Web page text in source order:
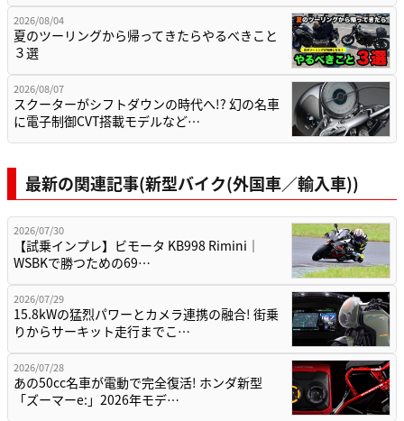
2026/08/04
夏のツーリングから帰ってきたらやるべきこと
３選
2026/08/07
スクーターがシフトダウンの時代へ!? 幻の名車
に電子制御CVT搭載モデルなど…
最新の関連記事(新型バイク(外国車／輸入車))
2026/07/30
【試乗インプレ】ビモータ KB998 Rimini｜
WSBKで勝つための69…
2026/07/29
15.8kWの猛烈パワーとカメラ連携の融合! 街乗
りからサーキット走行までこ…
2026/07/28
あの50cc名車が電動で完全復活! ホンダ新型
「ズーマーe:」2026年モデ…